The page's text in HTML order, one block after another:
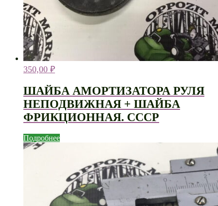
350,00 ₽
ШАЙБА АМОРТИЗАТОРА РУЛЯ
НЕПОДВИЖНАЯ + ШАЙБА
ФРИКЦИОННАЯ. СССР
Подробнее